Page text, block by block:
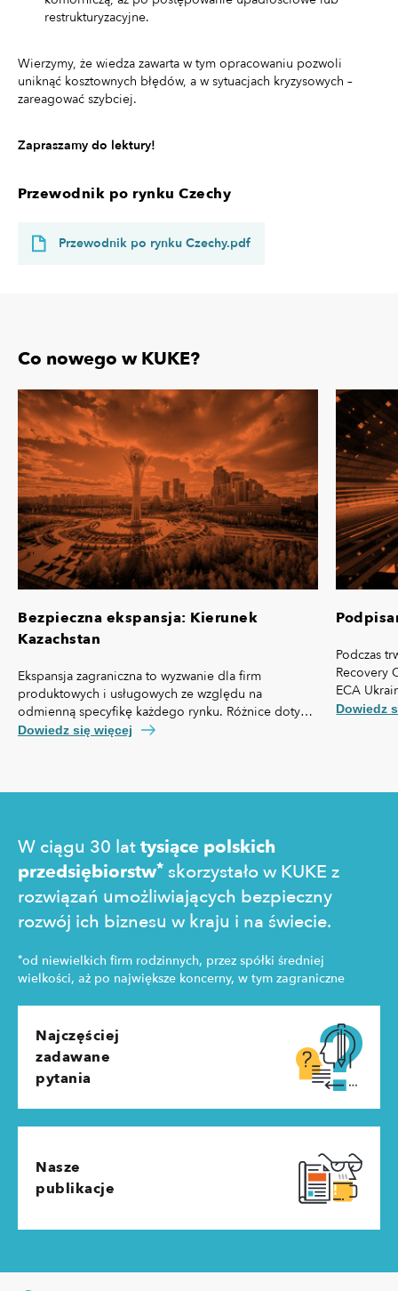
restrukturyzacyjne.
Wierzymy, że wiedza zawarta w tym opracowaniu pozwoli
uniknąć kosztownych błędów, a w sytuacjach kryzysowych –
zareagować szybciej.
Zapraszamy do lektury!
Przewodnik po rynku Czechy
Przewodnik po rynku Czechy.pdf
Co nowego w KUKE?
Bezpieczna ekspansja: Kierunek
Kazachstan
Ekspansja zagraniczna to wyzwanie dla firm
produktowych i usługowych ze względu na
odmienną specyfikę każdego rynku. Różnice dotyczą
nie tylko przepisów prawa czy technologii, ale też,
Dowiedz się więcej
Podczas
Recovery
ECA
Dowiedz
W ciągu 30 lattysiące polskich
przedsiębiorstw* skorzystało w KUKE z
rozwiązań umożliwiających bezpieczny
rozwój ich biznesu w kraju i na świecie.
*od niewielkich firm rodzinnych, przez spółki średniej
wielkości, aż po największe koncerny, w tym zagraniczne
Najczęściej
zadawane
pytania
Nasze
publikacje